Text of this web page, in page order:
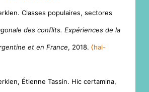
Classes populaires, sectores
des conflits. Expériences de la
et en France, 2018. ⟨hal-
Étienne Tassin. Hic certamina,